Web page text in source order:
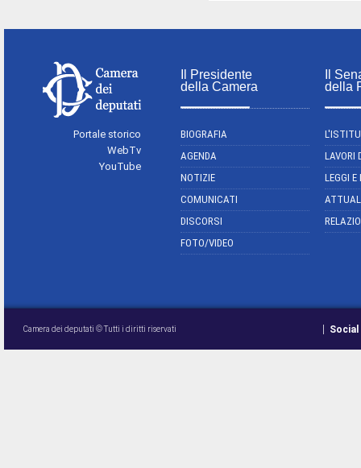
Portale storico
WebTv
YouTube
Il Presidente
della Camera
BIOGRAFIA
AGENDA
NOTIZIE
COMUNICATI
DISCORSI
FOTO/VIDEO
Il
della
LAVORI
LEGGI
Camera dei deputati © Tutti i diritti riservati Social